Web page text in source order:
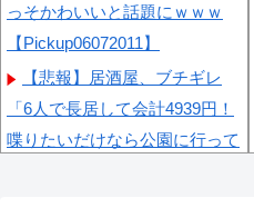
っそかわいいと話題にｗｗｗ
【Pickup06072011】
【悲報】居酒屋、ブチギレ
「6人で長居して会計4939円！
喋りたいだけなら公園に行って